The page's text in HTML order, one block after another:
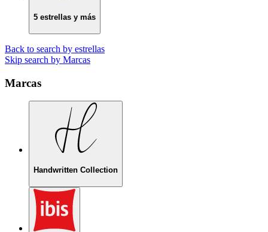
5 estrellas y más
Back to search by estrellas
Skip search by Marcas
Marcas
Handwritten Collection